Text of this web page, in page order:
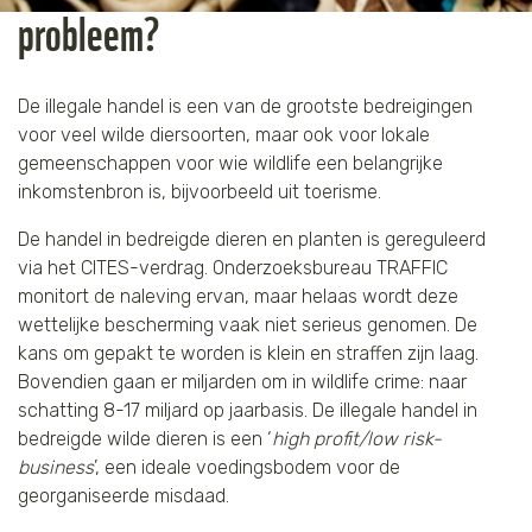
probleem?
De illegale handel is een van de grootste bedreigingen
voor veel wilde diersoorten, maar ook voor lokale
gemeenschappen voor wie wildlife een belangrijke
inkomstenbron is, bijvoorbeeld uit toerisme.
De handel in bedreigde dieren en planten is gereguleerd
via het CITES-verdrag. Onderzoeksbureau TRAFFIC
monitort de naleving ervan, maar helaas wordt deze
wettelijke bescherming vaak niet serieus genomen. De
kans om gepakt te worden is klein en straffen zijn laag.
Bovendien gaan er miljarden om in wildlife crime: naar
schatting 8-17 miljard op jaarbasis. De illegale handel in
bedreigde wilde dieren is een ‘high profit/low risk-
business’, een ideale voedingsbodem voor de
georganiseerde misdaad.
Tijger
Walvis
IJsbeer